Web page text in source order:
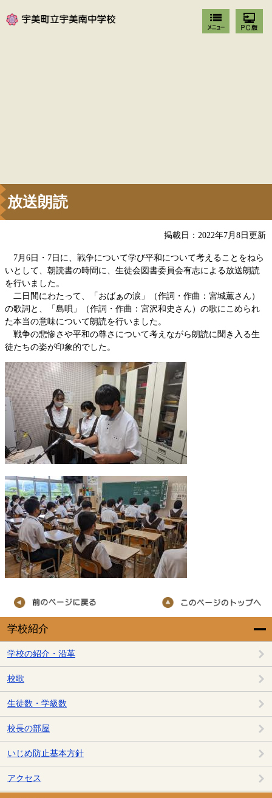
学校紹介
学校の紹介・沿革
校歌
生徒数・学級数
校長の部屋
いじめ防止基本方針
アクセス
放送朗読
掲載日：2022年7月8日更新
7月6日・7日に、戦争について学び平和について考えることをねら
いとして、朝読書の時間に、生徒会図書委員会有志による放送朗読
を行いました。
二日間にわたって、「おばぁの涙」（作詞・作曲：宮城薫さん）
の歌詞と、「島唄」（作詞・作曲：宮沢和史さん）の歌にこめられ
た本当の意味について朗読を行いました。
戦争の悲惨さや平和の尊さについて考えながら朗読に聞き入る生
徒たちの姿が印象的でした。